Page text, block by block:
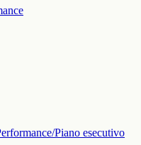
Piano esecutivo